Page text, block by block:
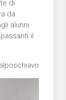
di
da
alunni
il